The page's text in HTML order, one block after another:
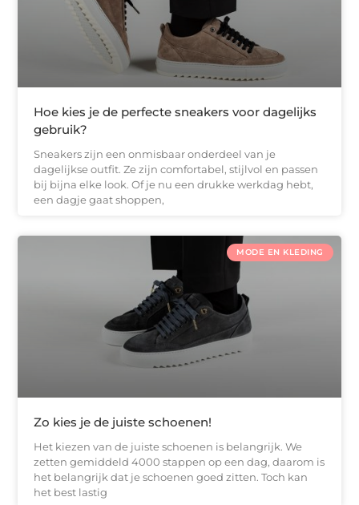
Hoe kies je de perfecte sneakers voor dagelijks
gebruik?
Sneakers zijn een onmisbaar onderdeel van je
dagelijkse outfit. Ze zijn comfortabel, stijlvol en passen
bij bijna elke look. Of je nu een drukke werkdag hebt,
een dagje gaat shoppen,
MODE EN KLEDING
Zo kies je de juiste schoenen!
Het kiezen van de juiste schoenen is belangrijk. We
zetten gemiddeld 4000 stappen op een dag, daarom is
het belangrijk dat je schoenen goed zitten. Toch kan
het best lastig